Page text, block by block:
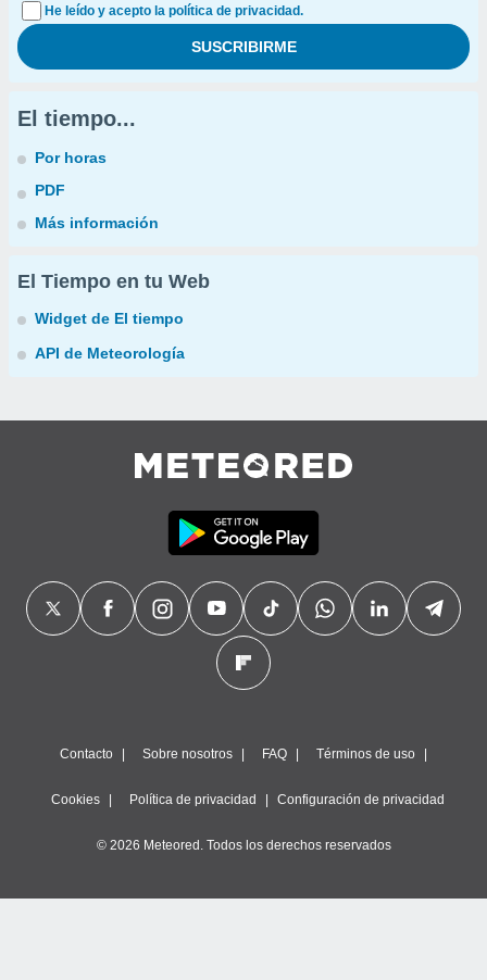
He leído y acepto la política de privacidad.
El tiempo...
Por horas
PDF
Más información
El Tiempo en tu Web
Widget de El tiempo
API de Meteorología
Contacto Sobre nosotros FAQ Términos de uso
Cookies Política de privacidad Configuración de privacidad
© 2026 Meteored. Todos los derechos reservados